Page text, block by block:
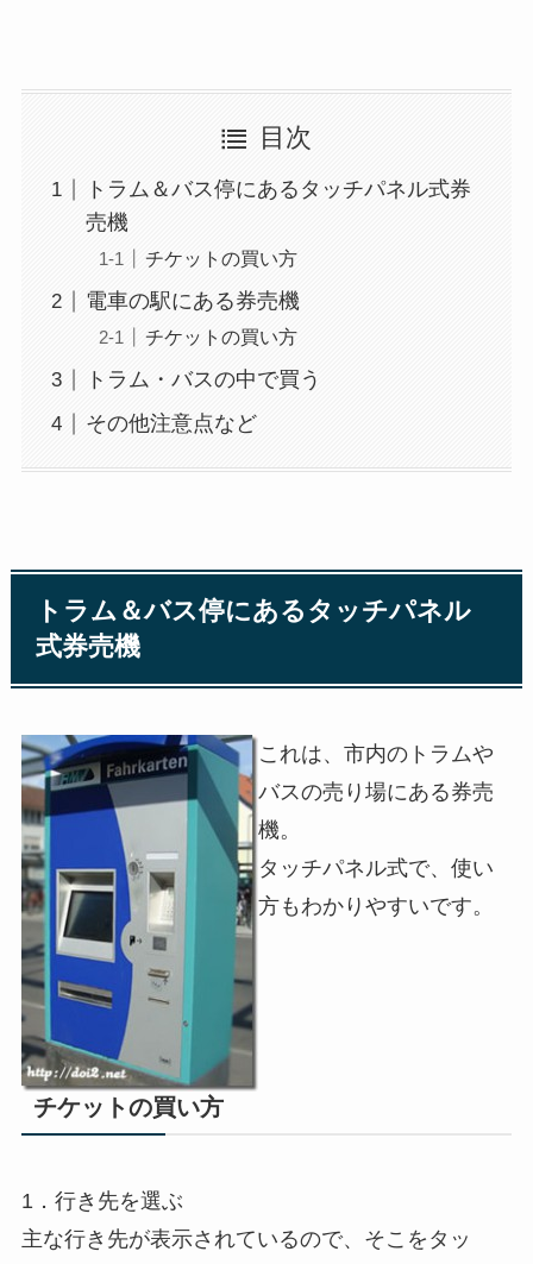
目次
トラム＆バス停にあるタッチパネル式券
売機
チケットの買い方
電車の駅にある券売機
チケットの買い方
トラム・バスの中で買う
その他注意点など
トラム＆バス停にあるタッチパネル
式券売機
これは、市内のトラムや
バスの売り場にある券売
機。
タッチパネル式で、使い
方もわかりやすいです。
チケットの買い方
1．行き先を選ぶ
主な行き先が表示されているので、そこをタッ